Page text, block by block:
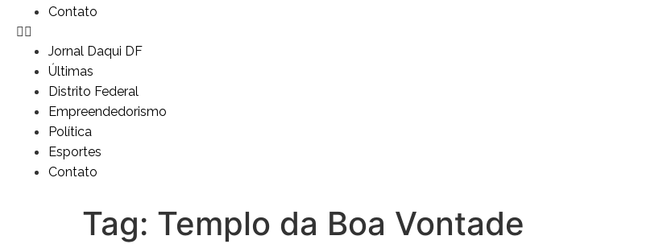
Contato
Jornal Daqui DF
Últimas
Distrito Federal
Empreendedorismo
Política
Esportes
Contato
Tag: Templo da Boa Vontade